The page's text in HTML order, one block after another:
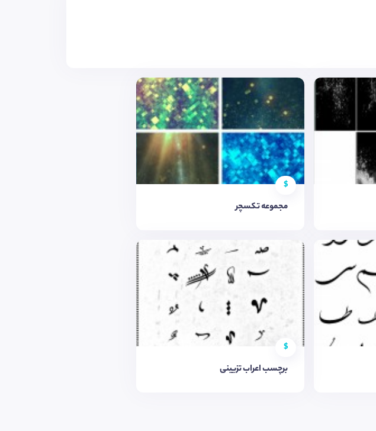
$
مجموعه تکسچر
$
برچسب اعراب تزیینی